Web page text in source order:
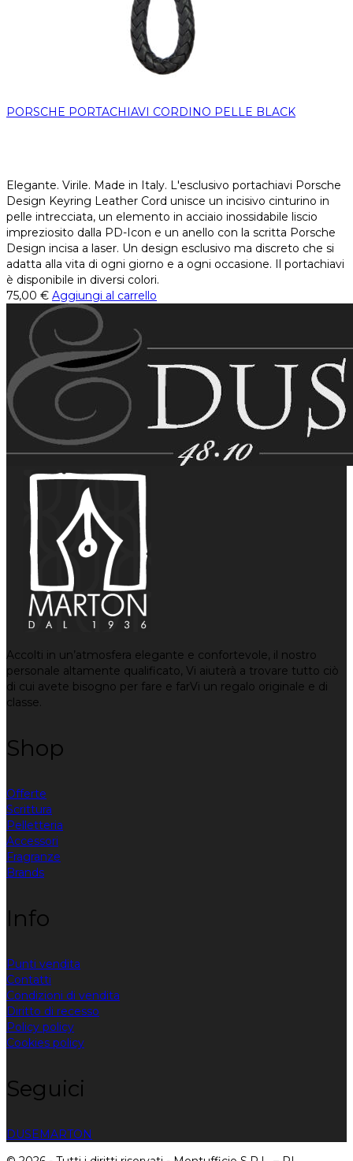
PORSCHE PORTACHIAVI CORDINO PELLE BLACK
Elegante. Virile. Made in Italy. L'esclusivo portachiavi Porsche
Design Keyring Leather Cord unisce un incisivo cinturino in
pelle intrecciata, un elemento in acciaio inossidabile liscio
impreziosito dalla PD-Icon e un anello con la scritta Porsche
Design incisa a laser. Un design esclusivo ma discreto che si
adatta alla vita di ogni giorno e a ogni occasione. Il portachiavi
è disponibile in diversi colori.
75,00 € Aggiungi al carrello
Accolti in un’atmosfera elegante e confortevole, il nostro
personale altamente qualificato, Vi aiuterà a trovare tutto ciò
di cui avete bisogno per fare e farVi un regalo originale e di
classe.
Shop
Offerte
Scrittura
Pelletteria
Accessori
Fragranze
Brands
Info
Punti vendita
Contatti
Condizioni di vendita
Diritto di recesso
Policy policy
Cookies policy
Seguici
DUSEMARTON